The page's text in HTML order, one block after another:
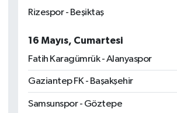
Rizespor - Beşiktaş
16 Mayıs, Cumartesi
Fatih Karagümrük - Alanyaspor
Gaziantep FK - Başakşehir
Samsunspor - Göztepe